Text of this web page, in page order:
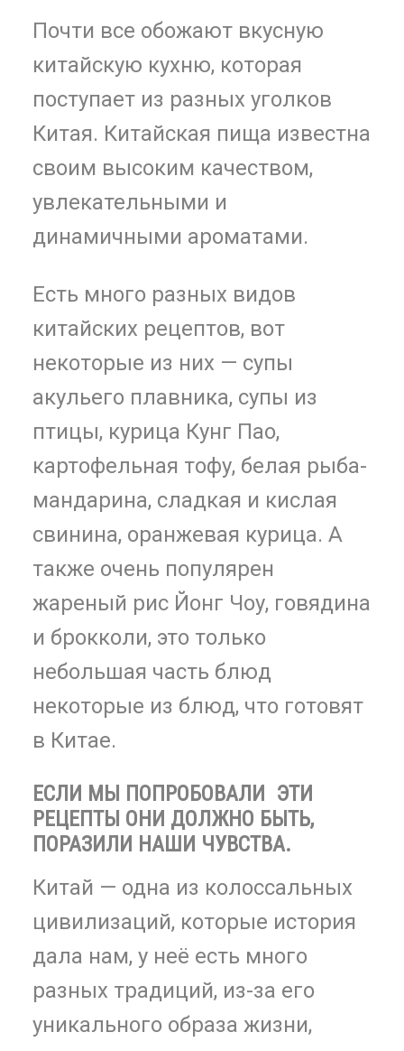
Почти все обожают вкусную
китайскую кухню, которая
поступает из разных уголков
Китая. Китайская пища известна
своим высоким качеством,
увлекательными и
динамичными ароматами.
Есть много разных видов
китайских рецептов, вот
некоторые из них — супы
акульего плавника, супы из
птицы, курица Кунг Пао,
картофельная тофу, белая рыба-
мандарина, сладкая и кислая
свинина, оранжевая курица. А
также очень популярен
жареный рис Йонг Чоу, говядина
и брокколи, это только
небольшая часть блюд
некоторые из блюд, что готовят
в Китае.
ЕСЛИ МЫ ПОПРОБОВАЛИ ЭТИ
РЕЦЕПТЫ ОНИ ДОЛЖНО БЫТЬ,
ПОРАЗИЛИ НАШИ ЧУВСТВА.
Китай — одна из колоссальных
цивилизаций, которые история
дала нам, у неё есть много
разных традиций, из-за его
уникального образа жизни,